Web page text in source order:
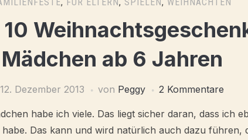
10
Mädchen ab 6 Jahren
12. Dezember 2013 von Peggy 2 Kommentare
habe ich viele. Das liegt sicher daran, dass ich
Das kann und wird natürlich auch dazu führen,